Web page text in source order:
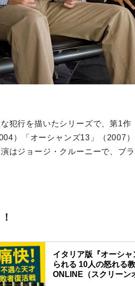
犯行を描いたシリーズで、第1
）「オーシャンズ13」（2007
はジョージ・クルーニーで、ブ
イタリア版『オーシ
られる 10人の怒れる
ONLINE（スクリーン